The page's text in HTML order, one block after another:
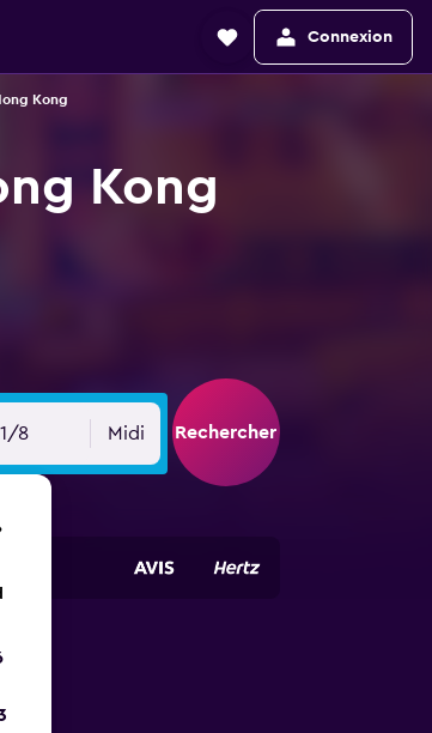
Connexion
Kong
Kong
8 Midi Rechercher